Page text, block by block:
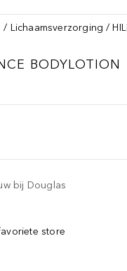
Lichaamsverzorging
BODYLOTION
bij Douglas
store